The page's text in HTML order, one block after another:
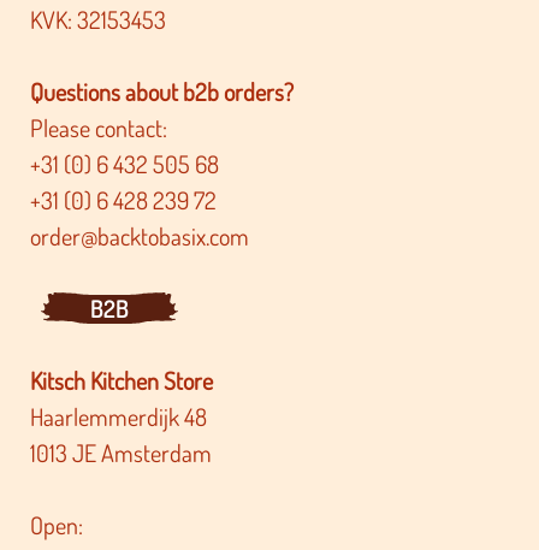
KVK: 32153453
Questions about b2b orders?
Please contact:
+31 (0) 6 432 505 68
+31 (0) 6 428 239 72
order@backtobasix.com
B2B
Kitsch Kitchen Store
Haarlemmerdijk 48
1013 JE Amsterdam
Open: